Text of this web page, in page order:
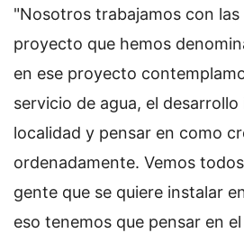
"Nosotros trabajamos con
proyecto que hemos
en ese proyecto
servicio de agua, el
localidad y pensar en como
ordenadamente. Vemos
gente que se quiere instalar
eso tenemos que pensar en